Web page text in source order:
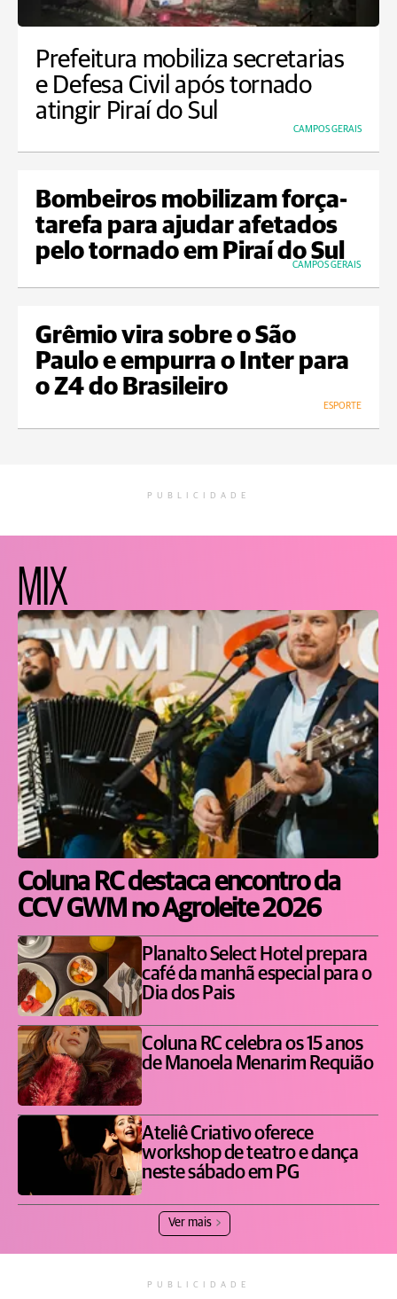
Prefeitura mobiliza secretarias
e Defesa Civil após tornado
atingir Piraí do Sul
CAMPOS GERAIS
Bombeiros mobilizam força-
tarefa para ajudar afetados
pelo tornado em Piraí do Sul
CAMPOS GERAIS
Grêmio vira sobre o São
Paulo e empurra o Inter para
o Z4 do Brasileiro
ESPORTE
PUBLICIDADE
MIX
Coluna RC destaca encontro da
CCV GWM no Agroleite 2026
Planalto Select Hotel prepara
café da manhã especial para o
Dia dos Pais
Coluna RC celebra os 15 anos
de Manoela Menarim Requião
Ateliê Criativo oferece
workshop de teatro e dança
neste sábado em PG
Ver mais
PUBLICIDADE